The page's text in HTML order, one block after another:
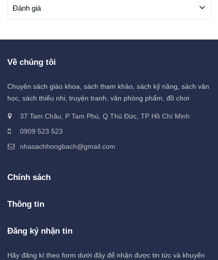
Đánh giá
Về chúng tôi
Chuyên sách giáo khoa, sách tham khảo, sách kỹ năng, sách văn
học, sách thiếu nhi, truyện tranh, văn phòng phẩm, đồ chơi
37 Tam Châu, P Tam Phú, Q Thủ Đức, TP Hồ Chí Minh
0909 523 523
nhasachhongbach@gmail.com
Chính sách
Thông tin
Đăng ký nhận tin
Hãy đăng kí theo form dưới đây để nhận được tin tức và khuyến